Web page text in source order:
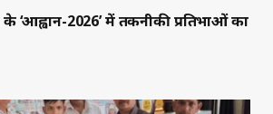
के ‘आह्वान-2026’ में तकनीकी प्रतिभाओं का